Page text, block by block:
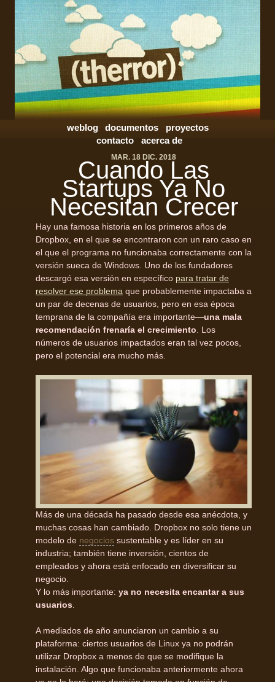
weblog documentos
proyectos
contacto
acerca de
MAR. 18 DIC. 2018
Cuando Las
Startups Ya No
Necesitan Crecer
Hay una famosa historia en los primeros años de
Dropbox, en el que se encontraron con un raro caso en
el que el programa no funcionaba correctamente con la
versión sueca de Windows. Uno de los fundadores
descargó esa versión en específico para tratar de
resolver ese problema que probablemente impactaba a
un par de decenas de usuarios, pero en esa época
temprana de la compañía era importante—una mala
recomendación frenaría el crecimiento . Los
números de usuarios impactados eran tal vez pocos,
pero el potencial era mucho más.
Más de una década ha pasado desde esa anécdota, y
muchas cosas han cambiado. Dropbox no solo tiene un
modelo de negocios sustentable y es líder en su
industria; también tiene inversión, cientos de
empleados y ahora está enfocado en diversificar su
negocio.
Y lo más importante: ya no necesita encantar a sus
usuarios
A mediados de año anunciaron un cambio a su
plataforma: ciertos usuarios de Linux ya no podrán
utilizar Dropbox a menos de que se modifique la
instalación. Algo que funcionaba anteriormente ahora